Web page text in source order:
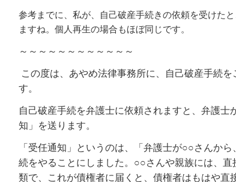
参考までに、私が、自己破産手続きの依頼を受けた
ますね。個人再生の場合もほぼ同じです。
～～～～～～～～～～～～
この度は、あやめ法律事務所に、自己破産手続
す。
自己破産手続を弁護士に依頼されますと、弁護士
知」を送ります。
「受任通知」というのは、「弁護士が○○さんか
続をやることにしました。○○さんや親族には、
類で、これが債権者に届くと、債権者はもはや直